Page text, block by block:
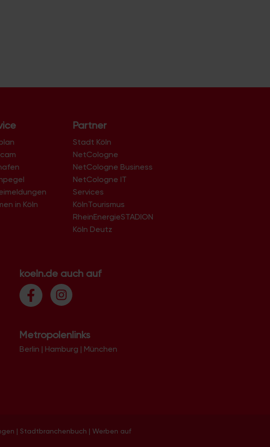
in Köln
Partner
Stadt Köln
NetCologne
NetCologne Business
NetCologne IT
Services
KölnTourismus
RheinEnergieSTADION
Köln Deutz
koeln.de auch auf
Metropolenlinks
Berlin | Hamburg | München
| Stadtbranchenbuch | Werben auf